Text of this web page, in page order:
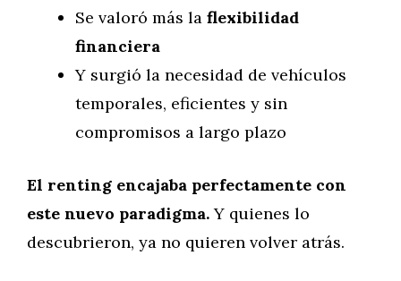
Se valoró más la flexibilidad
financiera
Y surgió la necesidad de vehículos
temporales, eficientes y sin
compromisos a largo plazo
El renting encajaba perfectamente con
este nuevo paradigma.Y quienes lo
descubrieron, ya no quieren volver atrás.